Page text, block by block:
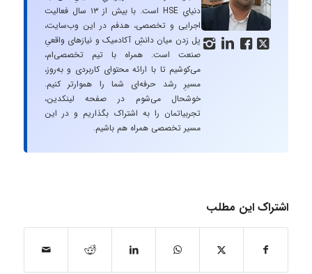
   
دنیایِ HSE است. با بیش از ۱۳ سال فعالیت
اجرایی و تخصصی، هدفم در این وب‌سایت،
پل زدن میان دانشِ آکادمیک و نیازهای واقعیِ
صنعت است. همراه با تیم تخصصی‌ام،
می‌کوشیم تا با ارائه محتوای کاربردی و به‌روز،
مسیرِ رشد حرفه‌ای شما را هموارتر کنیم.
خوشحال می‌شوم در صفحه لینکدین،
تجربیاتمان را به اشتراک بگذاریم و در این
مسیر تخصصی همراه هم باشیم.
اشتراک این مطلب